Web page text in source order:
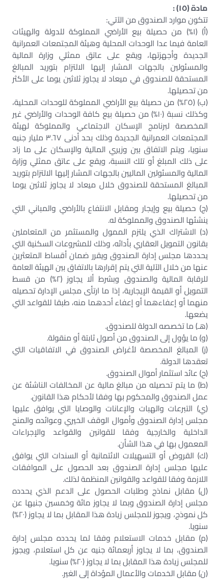
مادة (١٥) :
تتكون موارد الصندوق من الآتي:
(أ) (١%) من حصيلة بيع الأراضي المملوكة للدولة والهيئات
العامة فيما عدا الوحدات المحلية وهيئة المجتمعات العمرانية
الجديدة وأجهزتها، ويقع على عاتق ممثلي وزارة المالية
والمسئولين بالجهات المشار إليها الالتزام بتوريد المبالغ
المستحقة للصندوق في ميعاد لا يجاوز ثلاثين يوما على الأكثر
من تحصيلها.
(ب) (٢٥%) من حصيلة بيع الأراضي المملوكة للوحدات المحلية،
وكذلك نسبة (١٠%) من حصيلة بيع كافة الوحدات والأراضي غير
المخصصة لبرنامج الإسكان الاجتماعي والمملوكة لهيئة
المجتمعات العمرانية الجديدة وذلك بحد أدنى ٣.٦٧ مليار جنيه
سنويا، ويتم الاتفاق بين وزيري المالية والإسكان على ما زاد
على ذلك المبلغ أو تلك النسبة، ويقع على عاتق ممثلي وزارة
المالية والمسئولين الماليين بالجهات المشار إليها الالتزام بتوريد
المبالغ المستحقة للصندوق خلال ميعاد لا يجاوز ثلاثين يوما
من تحصيلها.
(ج) حصيلة بيع وإيجار ومقابل الانتفاع بالأراضي والمباني التي
ينشئها الصندوق والمملوكة له.
(د) الاشتراك الذي يلتزم الممول والمستثمر من المتعاملين
بقانون التمويل العقاري بأدائه، وذلك للمشروعات السكنية التي
يحددها مجلس إدارة الصندوق ويقرر ضمان أقساط المتعثرين
عنها من خلال الآلية التي يتم إقرارها بالاتفاق بين الهيئة العامة
للرقابة المالية والصندوق وبشرط ألا يجاوز (٢%) من قسط
التمويل أو القيمة الإيجارية، إذا ما ارتأى مجلس الإدارة تحصيله
منهما أو إعفاءهما أو إعفاء أحدهما منه، طبقا للقواعد التي
يضعها.
(هـ) ما تخصصه الدولة للصندوق.
(و) ما يؤول إلى الصندوق من أصول ثابتة أو منقولة.
(ز) المبالغ المخصصة لأغراض الصندوق في الاتفاقيات التي
تعقدها الدولة.
(ح) عائد استثمار أموال الصندوق.
(ط) ما يتم تحصيله من مبالغ مالية عن المخالفات الناشئة عن
عمل الصندوق والمحكوم بها وفقا لأحكام هذا القانون.
(ي) التبرعات والهبات والإعانات والوصايا التي يوافق عليها
مجلس إدارة الصندوق وأموال الوقف الخيري وعوائده والمنح
الداخلية والخارجية وفقا للقوانين والقواعد والإجراءات
المعمول بها في هذا الشأن.
(ك) القروض أو التسهيلات الائتمانية أو السندات التي يوافق
عليها مجلس إدارة الصندوق بعد الحصول على الموافقات
اللازمة وفقا للقواعد والقوانين المنظمة لذلك.
(ل) مقابل نماذج وطلبات الحصول على الدعم الذي يحدده
مجلس إدارة الصندوق وبما لا يجاوز مائة وخمسين جنيها عن
كل نموذج، ويجوز للمجلس زيادة هذا المقابل بما لا يجاوز (٢٠%)
سنويا.
(م) مقابل خدمات الاستعلام وفقا لما يحدده مجلس إدارة
الصندوق، بما لا يجاوز أربعمائة جنيه عن كل استعلام، ويجوز
للمجلس زيادة هذا المقابل بما لا يجاوز (٢٠%) سنويا.
(ن) مقابل الخدمات والأعمال المؤداة إلى الغير.